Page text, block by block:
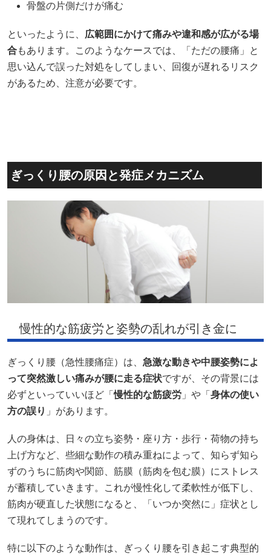
骨盤の片側だけが痛む
といったように、 広範囲にかけて痛みや違和感が広がる場
合もあります。このようなケースでは、「ただの腰痛」と
思い込んで誤った対処をしてしまい、回復が遅れるリスク
があるため、注意が必要です。
ぎっくり腰の原因と発症メカニズム
慢性的な筋疲労と姿勢の乱れが引き金に
ぎっくり腰（急性腰痛症）は、 急激な動きや中腰姿勢によ
って突然激しい痛みが腰に走る症状ですが、その背景には
必ずといっていいほど「慢性的な筋疲労 」や「 身体の使い
方の誤り 」があります。
人の身体は、日々の立ち姿勢・座り方・歩行・荷物の持ち
上げ方など、些細な動作の積み重ねによって、知らず知ら
ずのうちに筋肉や関節、筋膜（筋肉を包む膜）にストレス
が蓄積していきます。これが慢性化して柔軟性が低下し、
筋肉が硬直した状態になると、「いつか突然に」症状とし
て現れてしまうのです。
特に以下のような動作は、ぎっくり腰を引き起こす典型的